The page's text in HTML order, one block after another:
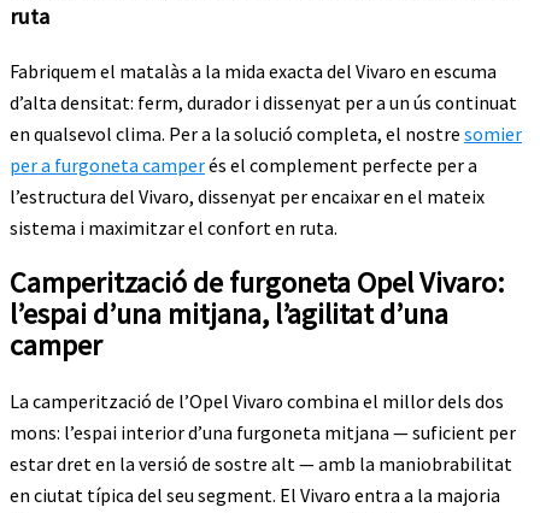
ruta
Fabriquem el matalàs a la mida exacta del Vivaro en escuma
d’alta densitat: ferm, durador i dissenyat per a un ús continuat
en qualsevol clima. Per a la solució completa, el nostre somier
per a furgoneta camperés el complement perfecte per a
l’estructura del Vivaro, dissenyat per encaixar en el mateix
sistema i maximitzar el confort en ruta.
Camperització de furgoneta Opel Vivaro:
l’espai d’una mitjana, l’agilitat d’una
camper
La camperització de l’Opel Vivaro combina el millor dels dos
mons: l’espai interior d’una furgoneta mitjana — suficient per
estar dret en la versió de sostre alt — amb la maniobrabilitat
en ciutat típica del seu segment. El Vivaro entra a la majoria